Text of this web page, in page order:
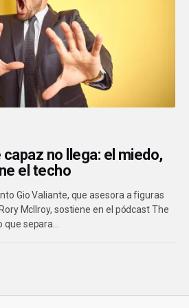
no llega: el miedo,
el techo
Gio Valiante, que asesora a figuras
McIlroy, sostiene en el pódcast The
separa…